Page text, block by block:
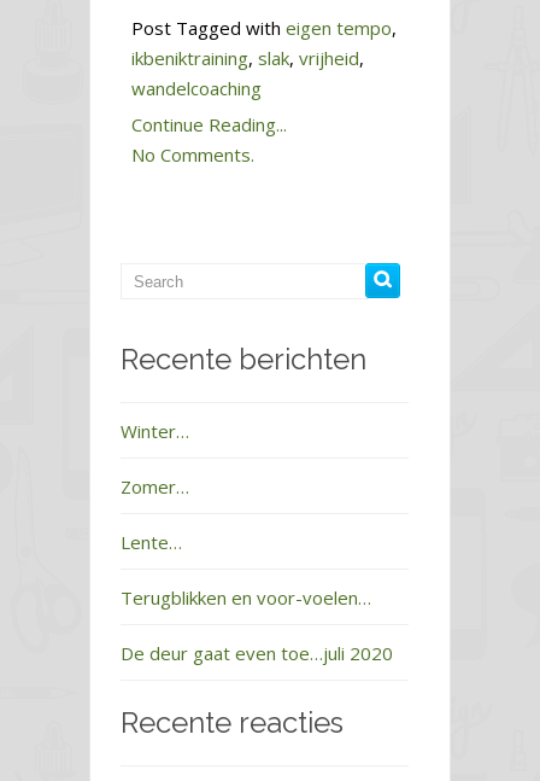
Post Tagged with eigen tempo,
ikbeniktraining, slak, vrijheid,
wandelcoaching
Continue Reading...
No Comments.
Recente berichten
Winter…
Zomer…
Lente…
Terugblikken en voor-voelen…
De deur gaat even toe…juli 2020
Recente reacties